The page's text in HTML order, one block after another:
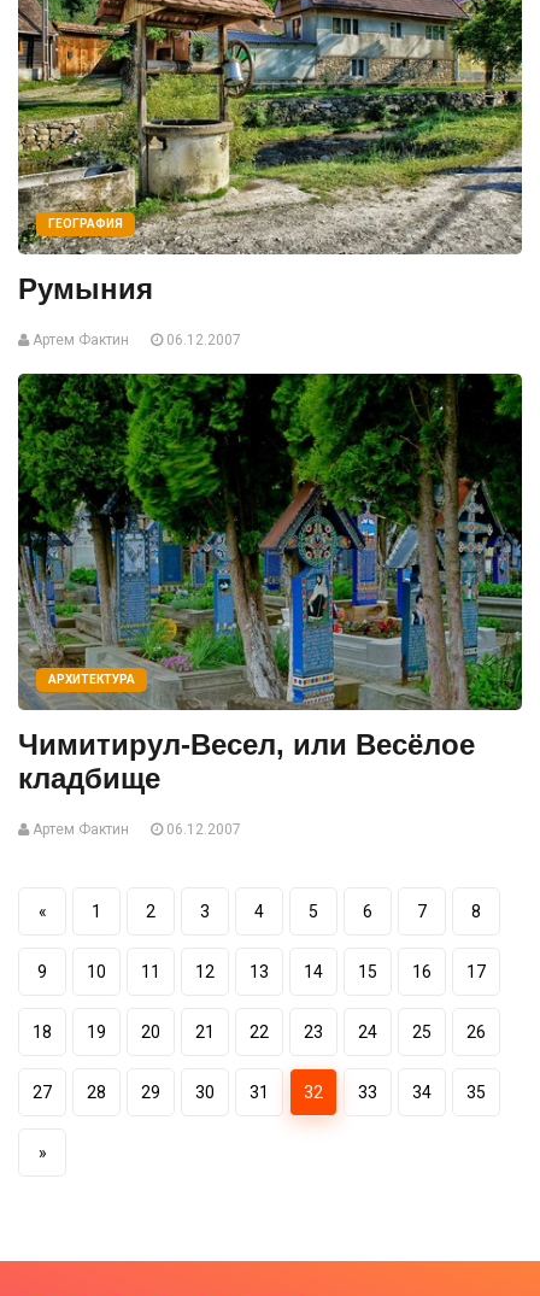
ГЕОГРАФИЯ
Румыния
Артем Фактин 06.12.2007
АРХИТЕКТУРА
Чимитирул-Весел, или Весёлое
кладбище
Артем Фактин 06.12.2007
« 1 2 3 4 5 6 7 8
9 10 11 12 13 14 15 16 17
18 19 20 21 22 23 24 25 26
27 28 29 30 31 32 33 34 35
»